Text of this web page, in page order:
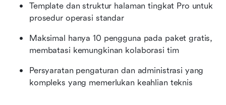
Template dan struktur halaman tingkat Pro untuk
prosedur operasi standar
Maksimal hanya 10 pengguna pada paket gratis,
membatasi kemungkinan kolaborasi tim
Persyaratan pengaturan dan administrasi yang
kompleks yang memerlukan keahlian teknis